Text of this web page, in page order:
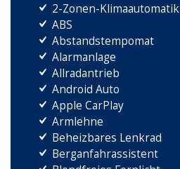
2-Zonen-Klimaautomatik
ABS
Abstandstempomat
Alarmanlage
Allradantrieb
Android Auto
Apple CarPlay
Armlehne
Beheizbares Lenkrad
Berganfahrassistent